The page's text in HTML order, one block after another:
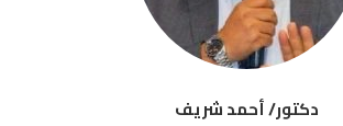
دكتور/ أحمد شريف